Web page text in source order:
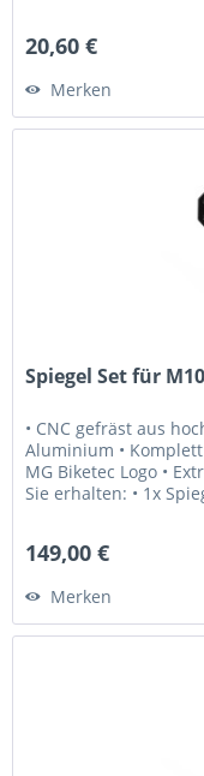
20,60 €
Merken
Spiegel Set für
• CNC gefräst aus
Aluminium •
MG Biketec Logo •
Sie erhalten: • 1x
149,00 €
Merken